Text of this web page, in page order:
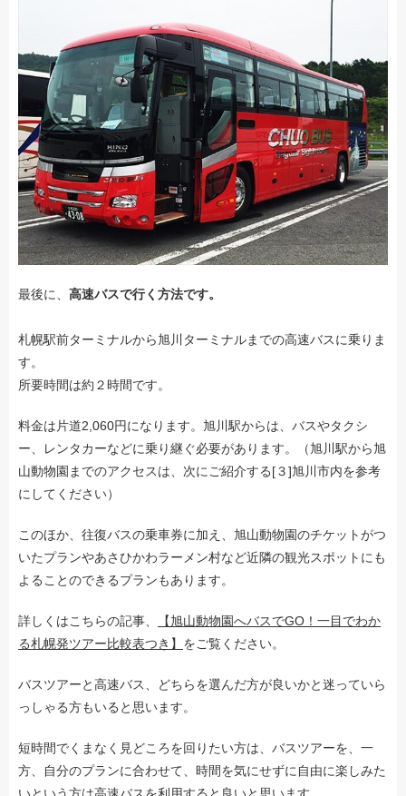
最後に、 高速バスで行く方法です。
札幌駅前ターミナルから旭川ターミナルまでの高速バスに乗りま
す。
所要時間は約２時間です。
料金は片道2,060円になります。旭川駅からは、バスやタクシ
ー、レンタカーなどに乗り継ぐ必要があります。（旭川駅から旭
山動物園までのアクセスは、次にご紹介する[３]旭川市内を参考
にしてください）
このほか、往復バスの乗車券に加え、旭山動物園のチケットがつ
いたプランやあさひかわラーメン村など近隣の観光スポットにも
よることのできるプランもあります。
詳しくはこちらの記事、
【旭山動物園へバスでGO！一目でわか
る札幌発ツアー比較表つき】 をご覧ください。
バスツアーと高速バス、どちらを選んだ方が良いかと迷っていら
っしゃる方もいると思います。
短時間でくまなく見どころを回りたい方は、バスツアーを、一
方、自分のプランに合わせて、時間を気にせずに自由に楽しみた
いという方は高速バスを利用すると良いと思います。